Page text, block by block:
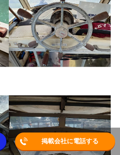
掲載会社に電話する